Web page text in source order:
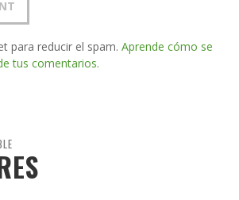
para reducir el spam. Aprende cómo se
tus comentarios.